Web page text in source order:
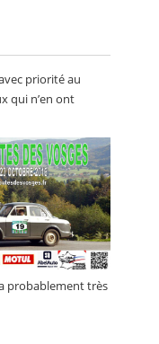
priorité au
qui n’en ont
probablement très